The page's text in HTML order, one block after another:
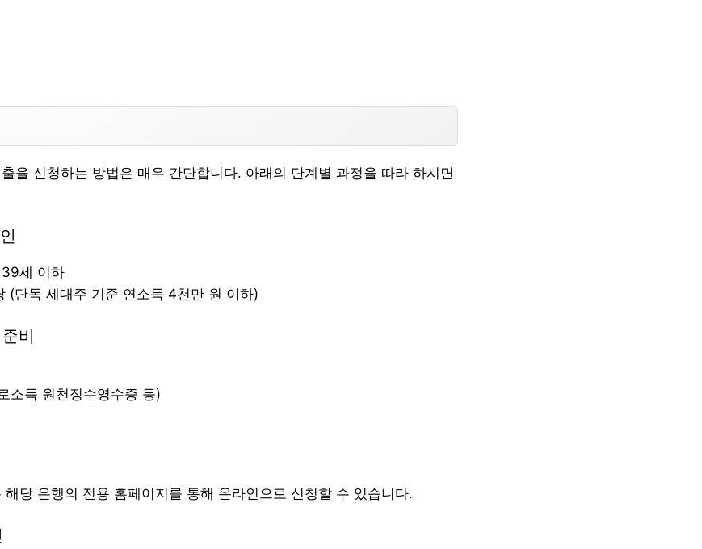
을 신청하는 방법은 매우 간단합니다. 아래의 단계별 과정을 따라 하시면
세 이하
(단독 세대주 기준 연소득 4천만 원 이하)
비
소득 원천징수영수증 등)
해당 은행의 전용 홈페이지를 통해 온라인으로 신청할 수 있습니다.